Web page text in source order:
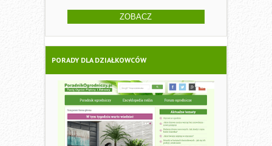
ZOBACZ
PORADY DLA DZIAŁKOWCÓW